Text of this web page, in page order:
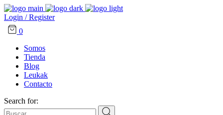
Login / Register
0
Somos
Tienda
Blog
Leukak
Contacto
Search for: